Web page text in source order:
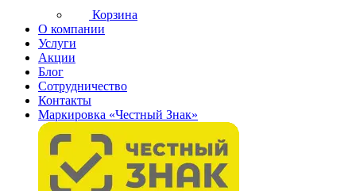
Корзина
О компании
Услуги
Акции
Блог
Сотрудничество
Контакты
Маркировка «Честный Знак»